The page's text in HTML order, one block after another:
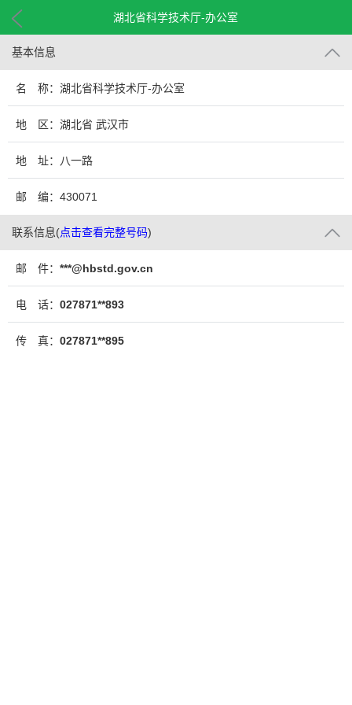
湖北省科学技术厅-办公室
基本信息
名 称：湖北省科学技术厅-办公室
地 区：湖北省 武汉市
地 址：八一路
邮 编：430071
联系信息(点击查看完整号码)
邮 件： ***@hbstd.gov.cn
电 话： 027871**893
传 真： 027871**895